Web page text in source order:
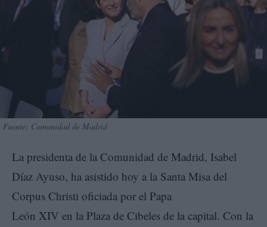
Fuente: Comunidad de Madrid
La presidenta de la Comunidad de Madrid, Isabel
Díaz Ayuso, ha asistido hoy a la Santa Misa del
Corpus Christi oficiada por el Papa
León XIV en la Plaza de Cibeles de la capital. Con la